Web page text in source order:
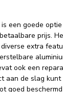
een goede
prijs.
extra
ook een
aan de slag
goed